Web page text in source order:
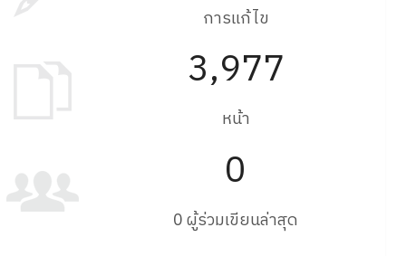
การแก้ไข
3,977
หน้า
0
0 ผู้ร่วมเขียนล่าสุด